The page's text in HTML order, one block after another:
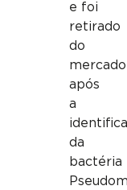
e foi
retirado
do
mercado
após
a
da
bactéria